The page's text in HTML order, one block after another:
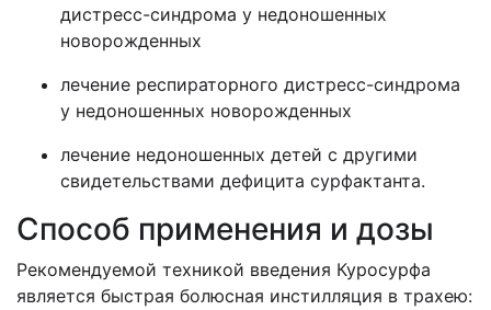
дистресс-синдрома у недоношенных
новорожденных
лечение респираторного дистресс-синдрома
у недоношенных новорожденных
лечение недоношенных детей с другими
свидетельствами дефицита сурфактанта.
Способ применения и дозы
Рекомендуемой техникой введения Куросурфа
является быстрая болюсная инстилляция в трахею: